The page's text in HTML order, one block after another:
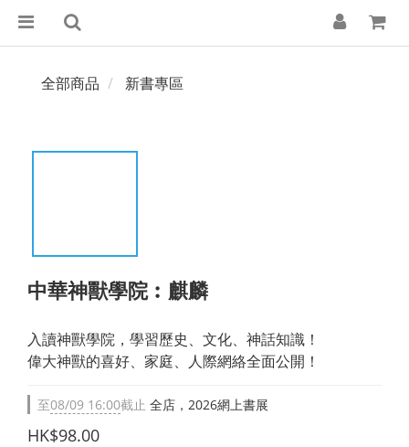
全部商品 新書專區
中華神獸學院︰麒麟
入讀神獸學院，學習歷史、文化、神話知識！
偉大神獸的喜好、家庭、人際網絡全面公開！
至08/09 16:00截止 全店，2026網上書展
HK$98.00